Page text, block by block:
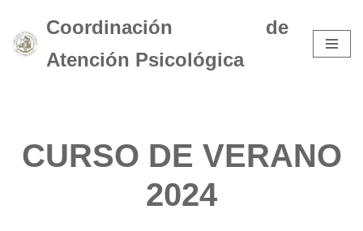
Saltar
Coordinación de
Atención Psicológica
CURSO DE VERANO
2024